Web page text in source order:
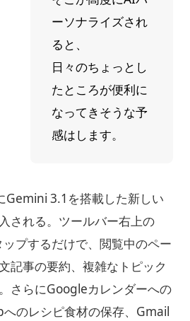
ーソナライズされ
ると、
日々のちょっとし
たところが便利に
なってきそうな予
感はします。
3.1を搭載した新しい
される。ツールバー右上の
プするだけで、閲覧中のペー
記事の要約、複雑なトピック
さらにGoogleカレンダーへの
のレシピ食材の保存、Gmail